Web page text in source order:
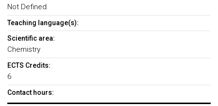
Not Defined
Teaching language(s):
Scientific area:
Chemistry
ECTS Credits:
6
Contact hours: